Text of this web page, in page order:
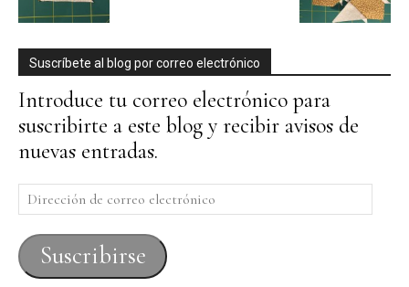
Suscríbete al blog por correo electrónico
Introduce tu correo electrónico para
suscribirte a este blog y recibir avisos de
nuevas entradas.
Dirección
de
correo
electrónico
Suscribirse